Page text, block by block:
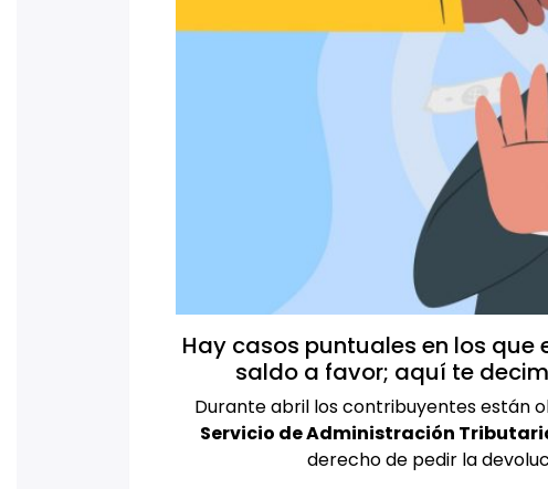
Hay casos puntuales en los
saldo a favor; aquí te
Durante abril los contribuyentes están
Servicio de Administración
derecho de pedir la